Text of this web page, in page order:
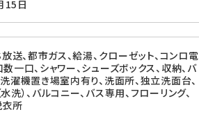
15日
送、都市ガス、給湯、クローゼット、コンロ電
一口、シャワー、シューズボックス、収納、バ
洗濯機置き場室内有り、洗面所、独立洗面台、
洗）、バルコニー、バス専用、フローリング、
衣所